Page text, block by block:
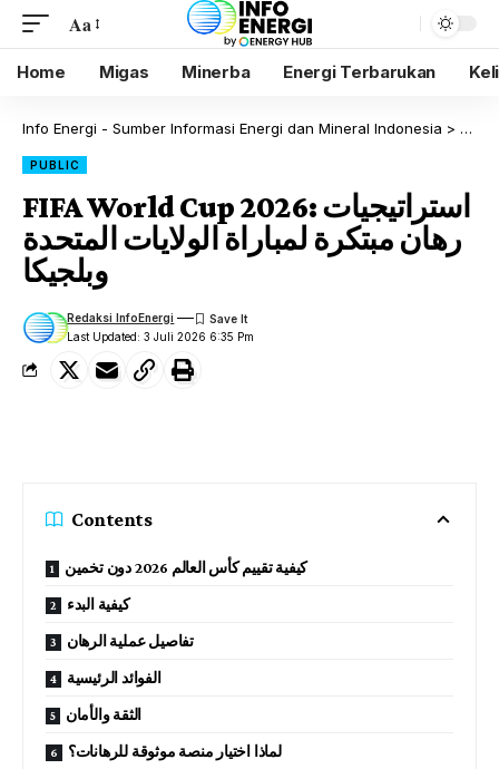
Aa
Home Migas Minerba Energi Terbarukan
Info Energi - Sumber Informasi Energi dan Mineral Indonesia > Blog
PUBLIC
FIFA World Cup 2026: استراتيجيات
رهان مبتكرة لمباراة الولايات المتحدة
وبلجيكا
Last Updated: 3 Juli 2026 6:35 Pm
Redaksi InfoEnergi
Contents
كيفية تقييم كأس العالم 2026 دون تخمين
كيفية البدء
تفاصيل عملية الرهان
الفوائد الرئيسية
الثقة والأمان
لماذا اختيار منصة موثوقة للرهانات؟